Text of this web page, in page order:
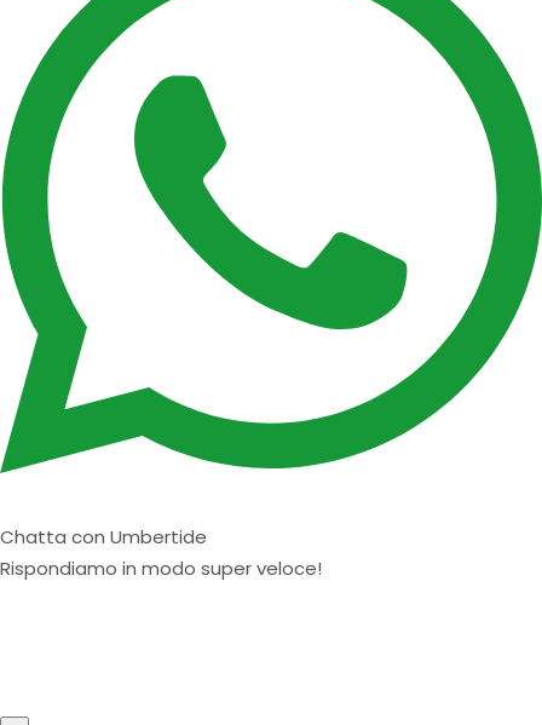
Chatta con Umbertide
Rispondiamo in modo super veloce!